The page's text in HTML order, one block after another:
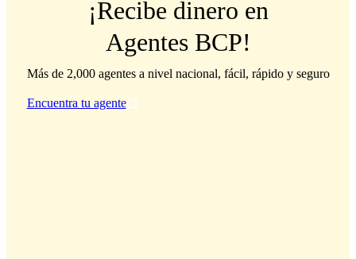
¡Recibe dinero en
Agentes BCP!
Más de 2,000 agentes a nivel nacional, fácil, rápido y seguro
Encuentra tu agente